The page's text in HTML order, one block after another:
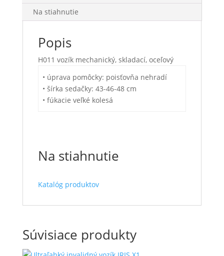
Na stiahnutie
Popis
H011 vozík mechanický, skladací, oceľový
• úprava pomôcky: poisťovňa nehradí
• šírka sedačky: 43-46-48 cm
• fúkacie veľké kolesá
Na stiahnutie
Katalóg produktov
Súvisiace produkty